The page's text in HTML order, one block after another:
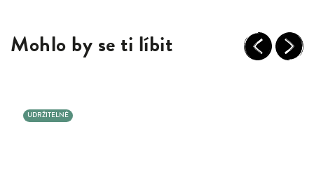
Mohlo by se ti líbit Previous
UDRŽITELNÉ
Next